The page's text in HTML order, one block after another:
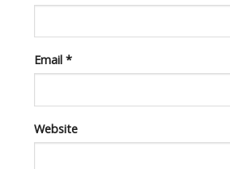
Email *
Website